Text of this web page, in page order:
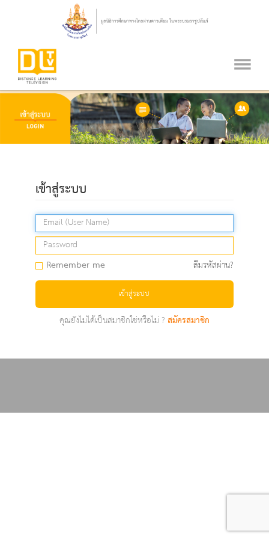
เข้าสู่ระบบ
Remember me ลืมรหัสผ่าน?
เข้าสู่ระบบ
คุณยังไม่ได้เป็นสมาชิกใช่หรือไม่ ?สมัครสมาชิก